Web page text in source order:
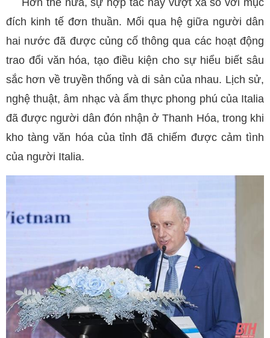
Hơn thế nữa, sự hợp tác này vượt xa so với mục
đích kinh tế đơn thuần. Mối qua hệ giữa người dân
hai nước đã được củng cố thông qua các hoạt động
trao đổi văn hóa, tạo điều kiện cho sự hiểu biết sâu
sắc hơn về truyền thống và di sản của nhau. Lịch sử,
nghệ thuật, âm nhạc và ẩm thực phong phú của Italia
đã được người dân đón nhận ở Thanh Hóa, trong khi
kho tàng văn hóa của tỉnh đã chiếm được cảm tình
của người Italia.